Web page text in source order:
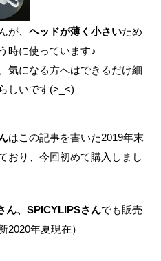
が、 ヘッドが薄く小さいため
時に使っています♪
気になる方へはできるだけ細
しいです(>_<)
はこの記事を書いた2019年末
おり、今回初めて購入しまし
ん、SPICYLIPSさんでも販売
2020年夏現在）